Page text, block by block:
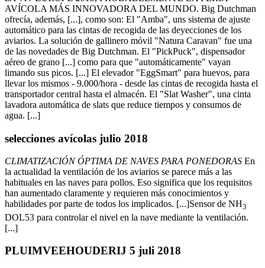
AVÍCOLA MÁS INNOVADORA DEL MUNDO. Big Dutchman
ofrecía, además, [...], como son: El "Amba", uns sistema de ajuste
automático para las cintas de recogida de las deyecciones de los
aviarios. La solución de gallinero móvil "Natura Caravan" fue una
de las novedades de Big Dutchman. El "PickPuck", dispensador
aéreo de grano [...] como para que "automáticamente" vayan
limando sus picos. [...] El elevador "EggSmart" para huevos, para
llevar los mismos - 9.000/hora - desde las cintas de recogida hasta el
transportador central hasta el almacén. El "Slat Washer", una cinta
lavadora automática de slats que reduce tiempos y consumos de
agua. [...]
selecciones avícolas julio 2018
CLIMATIZACIÓN ÓPTIMA DE NAVES PARA PONEDORAS En
la actualidad la ventilación de los aviarios se parece más a las
habituales en las naves para pollos. Eso significa que los requisitos
han aumentado claramente y requieren más conocimientos y
habilidades por parte de todos los implicados. [...]Sensor de NH3
DOL53 para controlar el nivel en la nave mediante la ventilación.
[...]
PLUIMVEEHOUDERIJ 5 juli 2018